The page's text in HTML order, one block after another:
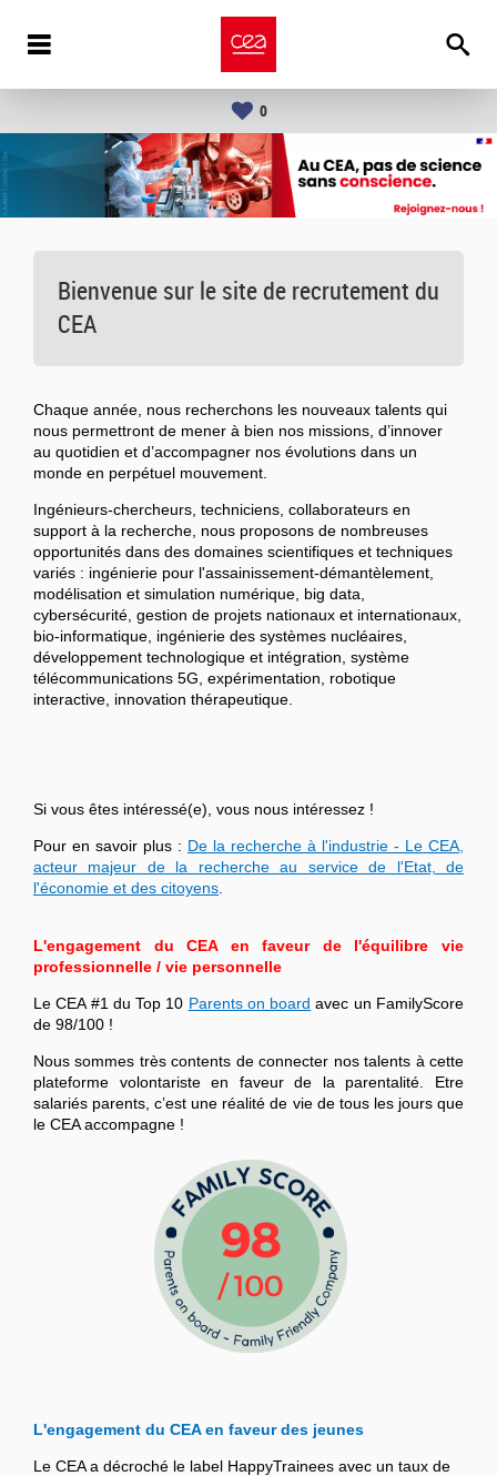
0
Bienvenue sur le site de recrutement du
CEA
Chaque année, nous recherchons les nouveaux talents qui
nous permettront de mener à bien nos missions, d’innover
au quotidien et d’accompagner nos évolutions dans un
monde en perpétuel mouvement.
Ingénieurs-chercheurs, techniciens, collaborateurs en
support à la recherche, nous proposons de nombreuses
opportunités dans des domaines scientifiques et techniques
variés : ingénierie pour l'assainissement-démantèlement,
modélisation et simulation numérique, big data,
cybersécurité, gestion de projets nationaux et internationaux,
bio-informatique, ingénierie des systèmes nucléaires,
développement technologique et intégration, système
télécommunications 5G, expérimentation, robotique
interactive, innovation thérapeutique.
Si vous êtes intéressé(e), vous nous intéressez !
Pour en savoir plus : De la recherche à l'industrie - Le CEA,
acteur majeur de la recherche au service de l'Etat, de
l'économie et des citoyens
L'engagement du CEA en faveur de l'équilibre vie
professionnelle / vie personnelle
Le CEA #1 du Top 10 Parents on board avec un FamilyScore
de 98/100 !
Nous sommes très contents de connecter nos talents à cette
plateforme volontariste en faveur de la parentalité. Etre
salariés parents, c’est une réalité de vie de tous les jours que
le CEA accompagne !
L'engagement du CEA en faveur des jeunes
Le CEA a décroché le label HappyTrainees avec un taux de